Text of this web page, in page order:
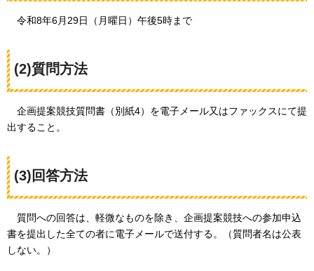
令和8年6月29日（月曜日）午後5時まで
(2)質問方法
企画提案競技質問書（別紙4）を電子メール又はファックスにて提
出すること。
(3)回答方法
質問への回答は、軽微なものを除き、企画提案競技への参加申込
書を提出した全ての者に電子メールで送付する。（質問者名は公表
しない。）